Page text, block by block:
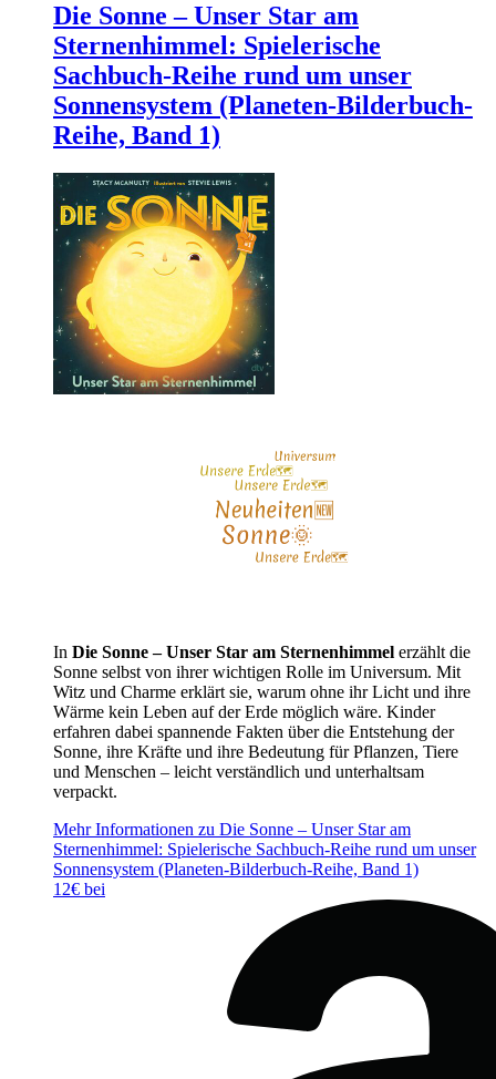
Die Sonne – Unser Star am
Sternenhimmel: Spielerische
Sachbuch-Reihe rund um unser
Sonnensystem (Planeten-Bilderbuch-
Reihe, Band 1)
In Die Sonne – Unser Star am Sternenhimmel erzählt die
Sonne selbst von ihrer wichtigen Rolle im Universum. Mit
Witz und Charme erklärt sie, warum ohne ihr Licht und ihre
Wärme kein Leben auf der Erde möglich wäre. Kinder
erfahren dabei spannende Fakten über die Entstehung der
Sonne, ihre Kräfte und ihre Bedeutung für Pflanzen, Tiere
und Menschen – leicht verständlich und unterhaltsam
verpackt.
Mehr Informationen zu Die Sonne – Unser Star am
Sternenhimmel: Spielerische Sachbuch-Reihe rund um unser
Sonnensystem (Planeten-Bilderbuch-Reihe, Band 1)
12€ bei